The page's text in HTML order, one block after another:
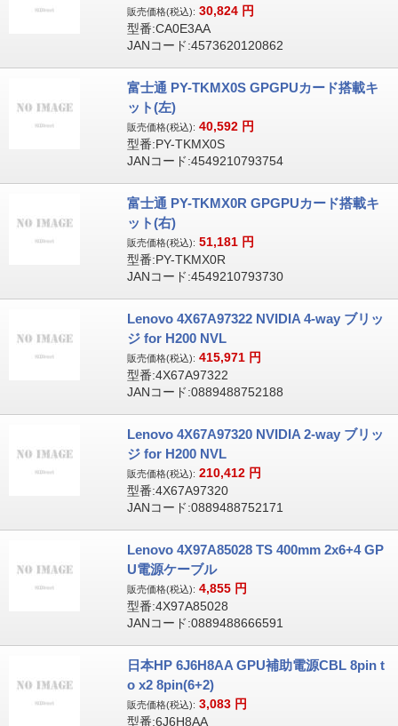
販売価格(税込): 30,824 円
型番:CA0E3AA
JANコード:4573620120862
富士通 PY-TKMX0S GPGPUカード搭載キ
ット(左)
販売価格(税込): 40,592 円
型番:PY-TKMX0S
JANコード:4549210793754
富士通 PY-TKMX0R GPGPUカード搭載キ
ット(右)
販売価格(税込): 51,181 円
型番:PY-TKMX0R
JANコード:4549210793730
Lenovo 4X67A97322 NVIDIA 4-way ブリッ
ジ for H200 NVL
販売価格(税込): 415,971 円
型番:4X67A97322
JANコード:0889488752188
Lenovo 4X67A97320 NVIDIA 2-way ブリッ
ジ for H200 NVL
販売価格(税込): 210,412 円
型番:4X67A97320
JANコード:0889488752171
Lenovo 4X97A85028 TS 400mm 2x6+4 GP
U電源ケーブル
販売価格(税込): 4,855 円
型番:4X97A85028
JANコード:0889488666591
日本HP 6J6H8AA GPU補助電源CBL 8pin t
o x2 8pin(6+2)
販売価格(税込): 3,083 円
型番:6J6H8AA